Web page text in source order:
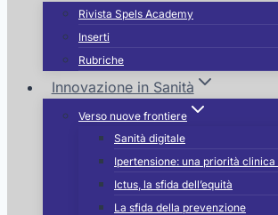
Rivista Spels Academy
Inserti
Rubriche
Innovazione in Sanità
Verso nuove frontiere
Sanità digitale
Ipertensione: una priorità clinica
Ictus, la sfida dell’equità
La sfida della prevenzione